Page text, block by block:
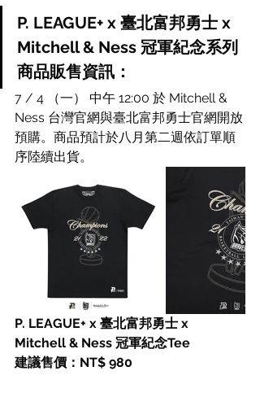
P. LEAGUE+ x 臺北富邦勇士 x
Mitchell & Ness 冠軍紀念系列
商品販售資訊：
7 / 4 （一） 中午 12:00 於 Mitchell &
Ness 台灣官網與臺北富邦勇士官網開放
預購。商品預計於八月第二週依訂單順
序陸續出貨。
P. LEAGUE+ x 臺北富邦勇士 x
Mitchell & Ness 冠軍紀念Tee
建議售價：NT$ 980